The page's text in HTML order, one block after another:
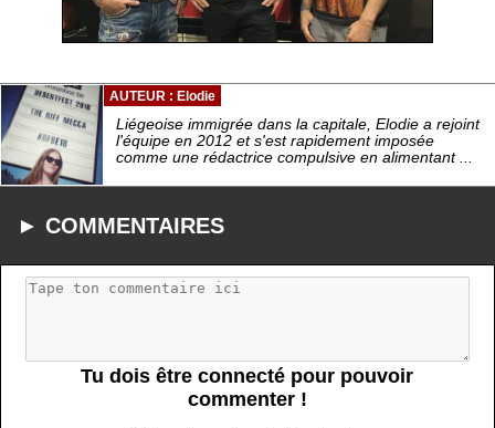
AUTEUR : Elodie
Liégeoise immigrée dans la capitale, Elodie a rejoint
l'équipe en 2012 et s'est rapidement imposée
comme une rédactrice compulsive en alimentant ...
► COMMENTAIRES
Tu dois être connecté pour pouvoir
commenter !